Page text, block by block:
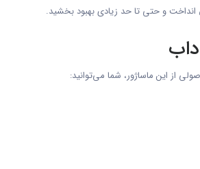
و حتی تا حد زیادی بهبود بخشید.
از این ماساژور، شما می‌توانید: